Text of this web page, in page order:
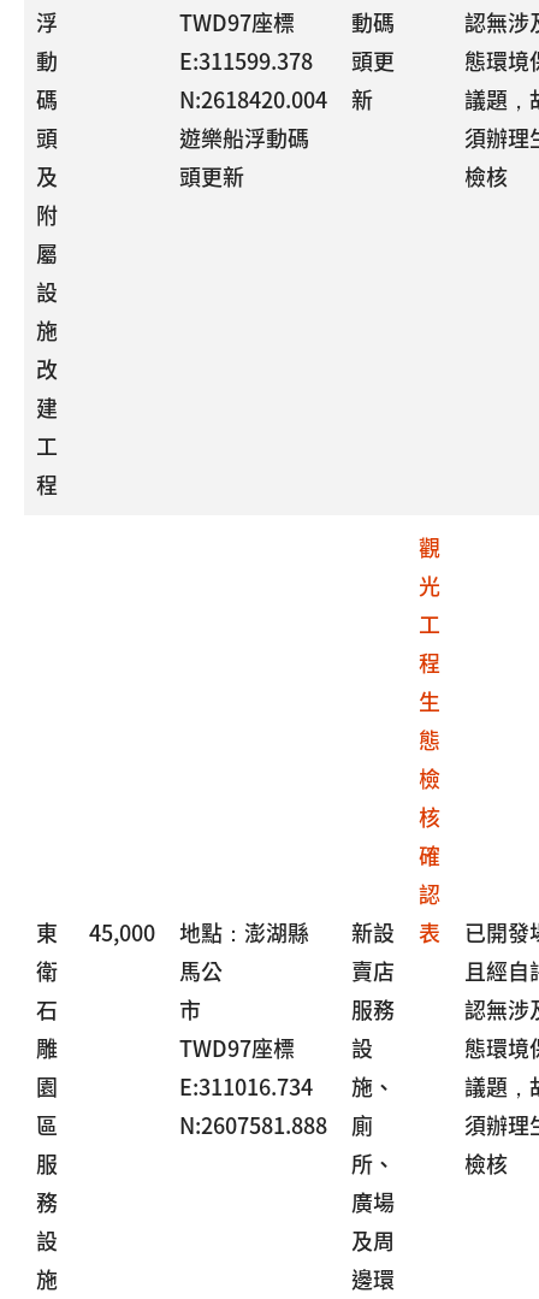
浮
動
碼
頭
及
附
屬
設
施
改
建
工
程
TWD97座標
E:311599.378
N:2618420.004
遊樂船浮動碼
頭更新
動碼
頭更
新
認無涉
態環境
議題，
須辦理
檢核
東
衛
石
雕
園
區
服
務
設
施
45,000
地點：澎湖縣
馬公
市
TWD97座標
E:311016.734
N:2607581.888
新設
賣店
服務
設
施、
廁
所、
廣場
及周
邊環
觀
光
工
程
生
態
檢
核
確
認
表
已開發
且經自
認無涉
態環境
議題，
須辦理
檢核